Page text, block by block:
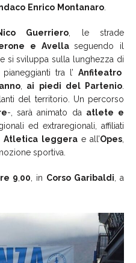
Enrico Montanaro
Guerriero , le strade
e Avellaseguendo il
si sviluppa sulla lunghezza di
tra l’ Anfiteatro
ai piedi del Partenio
del territorio. Un percorso
-, sarà animato da atlete e
ed extraregionali, affiliati
Atletica leggera e all’Opes
sportiva.
9 00 , in Corso Garibaldi , a